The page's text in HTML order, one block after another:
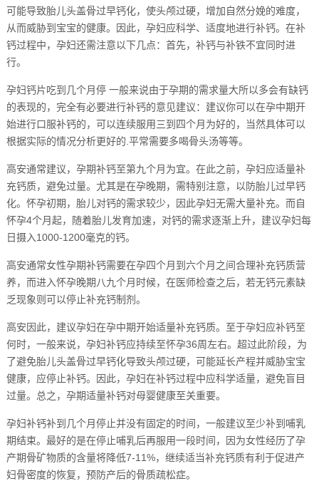
可能导致胎儿头盖骨过早钙化，使头颅过硬，增加自然分娩的难度，
从而威胁到宝宝的健康。因此，孕妇应科学、适度地进行补钙。在补
钙过程中，孕妇还需注意以下几点：首先，补钙与补铁不宜同时进
行。
孕妇钙片吃到几个月停 一般来说由于孕期的需求量大所以多会有缺钙
的表现的，完全有必要进行补钙的意见建议：建议你可以在孕中期开
始进行口服补钙的，可以连续服用三到四个月为好的，当然具体可以
根据实际的情况分析更好的.平常需要多喝骨头汤等等。
高安通常建议，孕期补钙至第九个月为宜。在此之前，孕妇应适量补
充钙质，避免过量。尤其是在孕晚期，需特别注意，以防胎儿过早钙
化。怀孕初期，胎儿对钙的需求较少，因此孕妇无需大量补充。而自
怀孕4个月起，随着胎儿发育加速，对钙的需求逐渐上升，建议孕妇每
日摄入1000-1200毫克的钙。
高安通常女性孕期补钙需要在孕四个月到六个月之间合理补充钙质营
养，而进入怀孕晚期八九个月时候，在医师检查之后，若无钙元素缺
乏现象则可以停止补充钙制剂。
高安因此，建议孕妇在孕中期开始适量补充钙质。至于孕妇应补钙至
何时，一般来说，孕妇补钙应持续至怀孕36周左右。超过此阶段，为
了避免胎儿头盖骨过早钙化导致头颅过硬，可能延长产程并威胁宝宝
健康，应停止补钙。因此，孕妇在补钙过程中应科学适量，避免盲目
过量。总之，孕期适量补钙对母婴健康至关重要。
孕妇补钙补到几个月停止并没有固定的时间，一般建议至少补到哺乳
期结束。最好的是在停止哺乳后再服用一段时间，因为女性经历了孕
产期骨矿物质的含量将降低7-11%，继续适当补充钙质有利于促进产
妇骨密度的恢复，预防产后的骨质疏松症。